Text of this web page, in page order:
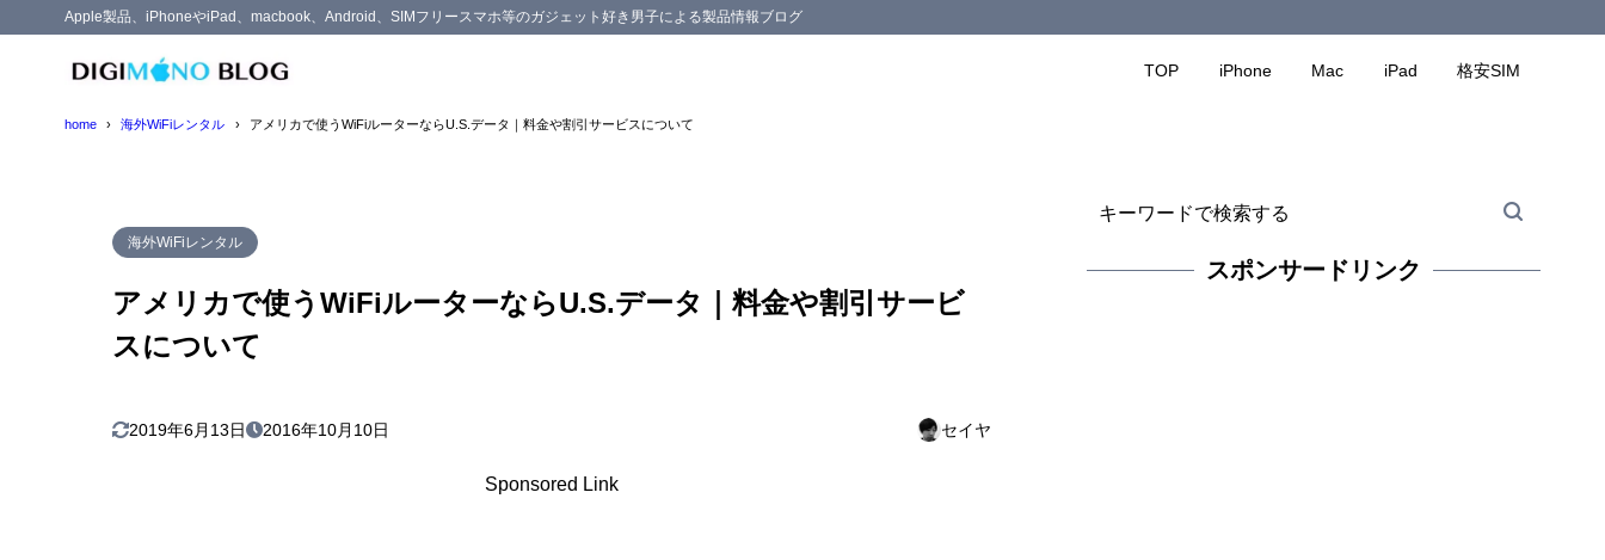
Apple製品、iPhoneやiPad、macbook、Android、SIMフリースマホ等のガジェット好き男子による製品情報ブログ
TOP iPhone Mac iPad 格安SIM
home 海外WiFiレンタル アメリカで使うWiFiルーターならU.S.データ｜料金や割引サービスについて
海外WiFiレンタル
アメリカで使うWiFiルーターならU.S.データ｜料金や割引サービ
スについて
2019年6月13日 2016年10月10日 セイヤ
Sponsored Link
スポンサードリンク
1.3 受取と返却について